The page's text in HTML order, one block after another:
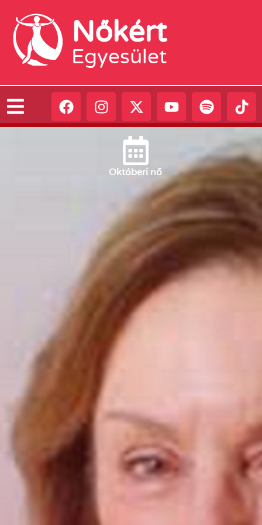
Nőkért
Egyesület
Októberi nő